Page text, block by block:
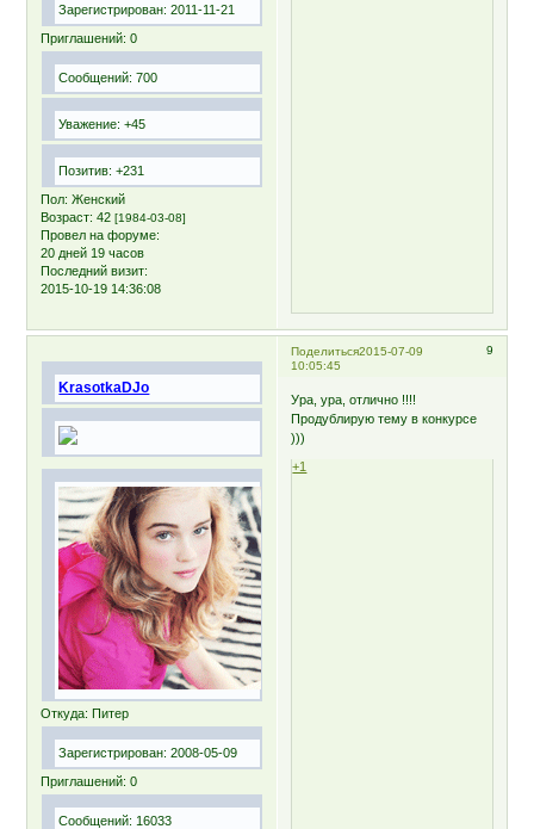
Зарегистрирован: 2011-11-21
Приглашений: 0
Сообщений: 700
Уважение: +45
Позитив: +231
Пол: Женский
Возраст: 42[1984-03-08]
Провел на форуме:
20 дней 19 часов
Последний визит:
2015-10-19 14:36:08
Поделиться 9
2015-07-09
10:05:45
KrasotkaDJo
Откуда: Питер
Зарегистрирован: 2008-05-09
Приглашений: 0
Сообщений: 16033
Ура, ура, отлично !!!!
Продублирую тему в конкурсе
)))
+1